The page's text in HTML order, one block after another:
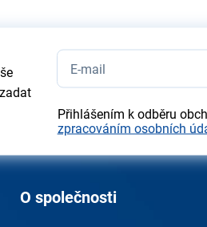
Přihlášením k odběru
zpracováním osobních
O společnosti